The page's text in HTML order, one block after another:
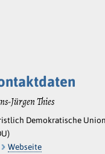
Jürgen Thies
Demokratische
Webseite